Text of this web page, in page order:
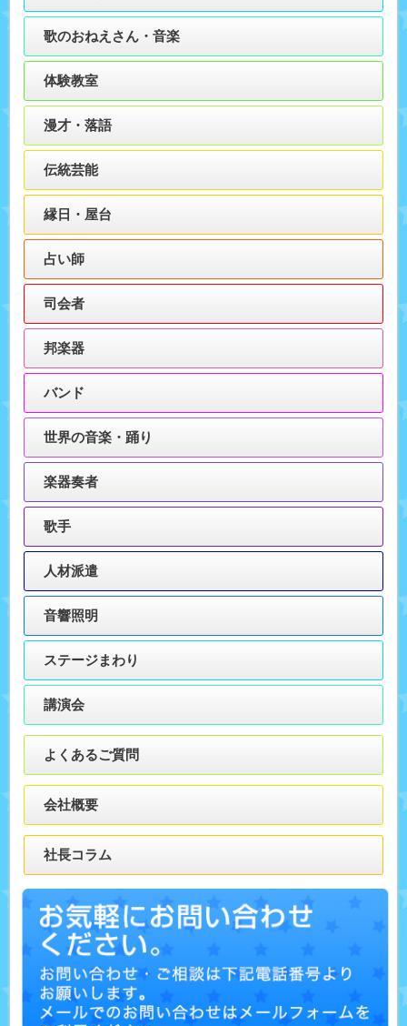
歌のおねえさん・音楽
体験教室
漫才・落語
伝統芸能
縁日・屋台
占い師
司会者
邦楽器
バンド
世界の音楽・踊り
楽器奏者
歌手
人材派遣
音響照明
ステージまわり
講演会
よくあるご質問
会社概要
社長コラム